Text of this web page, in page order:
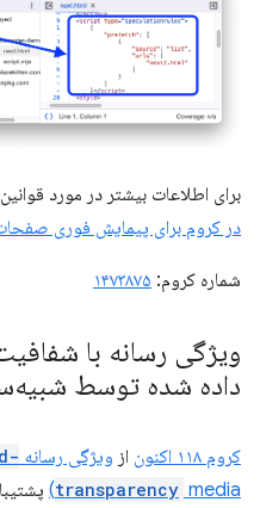
برای اطلاعات بیشتر در مورد
در کروم برای پیمایش فوری
شماره کروم: ۱۴۷۳۸۷۵
ویژگی رسانه با
داده شده توسط
کروم ۱۱۸ اکنون از ویژگی رسانه
transparency media)